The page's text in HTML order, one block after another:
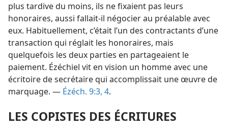
plus tardive du moins, ils ne fixaient pas leurs
honoraires, aussi fallait-​il négocier au préalable avec
eux. Habituellement, c’était l’un des contractants d’une
transaction qui réglait les honoraires, mais
quelquefois les deux parties en partageaient le
paiement. Ézéchiel vit en vision un homme avec une
écritoire de secrétaire qui accomplissait une œuvre de
marquage. — Ézéch. 9:3, 4.
LES COPISTES DES ÉCRITURES